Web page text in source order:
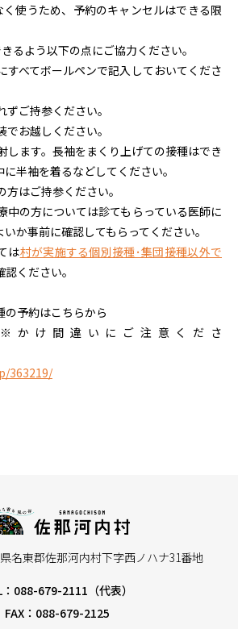
使うため、予約のキャンセルはできる限
るよう以下の点にご協力ください。
すべてボールペンで記入しておいてくださ
ご持参ください。
お越しください。
します。長袖をまくり上げての接種はでき
半袖を着るなどしてください。
はご持参ください。
中の方については診てもらっている医師に
か事前に確認してもらってください。
は村が実施する個別接種･集団接種以外で
認ください。
予約はこちらから
※かけ間違いにご注意くださ
363219/
名東郡佐那河内村下字西ノハナ31番地
：088-679-2111（代表）
FAX：088-679-2125